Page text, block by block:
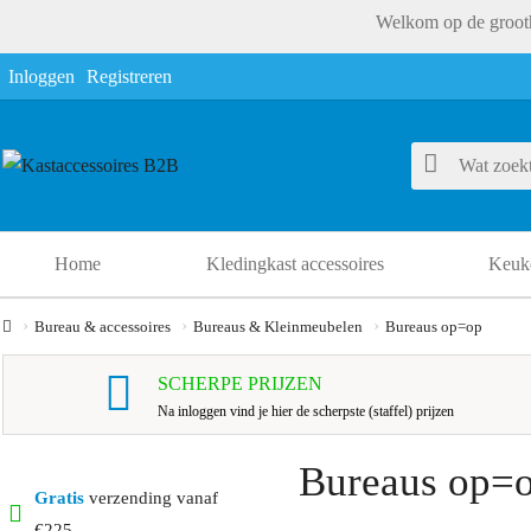
Welkom op de
Inloggen Registreren
Home Kledingkast accessoires
Bureau & accessoires Bureaus & Kleinmeubelen Bureaus op=op
SCHERPE PRIJZEN
Na inloggen vind je hier de scherpste (staffel) prijzen
Gratis verzending vanaf
Bureaus